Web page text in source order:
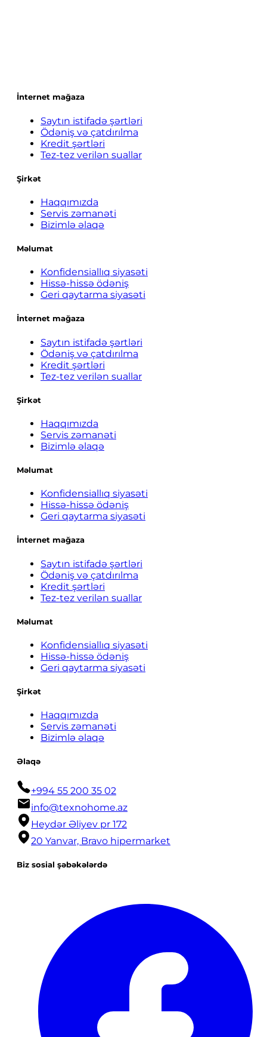
İnternet mağaza
Saytın istifadə şərtləri
Ödəniş və çatdırılma
Kredit şərtləri
Tez-tez verilən suallar
Şirkət
Haqqımızda
Servis zəmanəti
Bizimlə əlaqə
Məlumat
Konfidensiallıq siyasəti
Hissə-hissə ödəniş
Geri qaytarma siyasəti
İnternet mağaza
Saytın istifadə şərtləri
Ödəniş və çatdırılma
Kredit şərtləri
Tez-tez verilən suallar
Şirkət
Haqqımızda
Servis zəmanəti
Bizimlə əlaqə
Məlumat
Konfidensiallıq siyasəti
Hissə-hissə ödəniş
Geri qaytarma siyasəti
İnternet mağaza
Saytın istifadə şərtləri
Ödəniş və çatdırılma
Kredit şərtləri
Tez-tez verilən suallar
Məlumat
Konfidensiallıq siyasəti
Hissə-hissə ödəniş
Geri qaytarma siyasəti
Şirkət
Haqqımızda
Servis zəmanəti
Bizimlə əlaqə
Əlaqə
+994 55 200 35 02
info@texnohome.az
Heydər Əliyev pr 172
20 Yanvar, Bravo hipermarket
Biz sosial şəbəkələrdə